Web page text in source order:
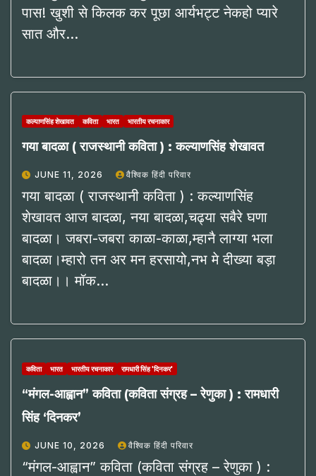
पास! खुशी से किलक कर पूछा आर्यभट्ट नेकहो प्यारे
सात और…
कल्याणसिंह शेखावत कविता भारत भारतीय रचनाकार
गया बादळा ( राजस्थानी कविता ) : कल्याणसिंह शेखावत
JUNE 11, 2026 वैश्विक हिंदी परिवार
गया बादळा ( राजस्थानी कविता ) : कल्याणसिंह
शेखावत आज बादळा, नया बादळा,चढ्या सबैरे घणा
बादळा। जबरा-जबरा काळा-काळा,म्हानै लाग्या भला
बादळा।म्हारो तन अर मन हरसायो,नभ मे दीख्या बड़ा
बादळा।। मॉक…
कविता भारत भारतीय रचनाकार रामधारी सिंह 'दिनकर'
“मंगल-आह्वान” कविता (कविता संग्रह – रेणुका ) : रामधारी
सिंह ‘दिनकर’
JUNE 10, 2026 वैश्विक हिंदी परिवार
“मंगल-आह्वान” कविता (कविता संग्रह – रेणुका ) :